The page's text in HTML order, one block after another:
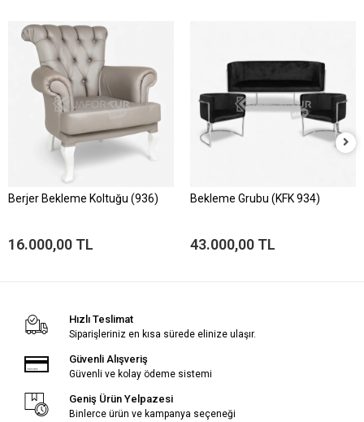
Berjer Bekleme Koltuğu (936)
16.000,00 TL
Bekleme Grubu (KFK 934)
43.000,00 TL
Hızlı Teslimat
Siparişleriniz en kısa sürede elinize ulaşır.
Güvenli Alışveriş
Güvenli ve kolay ödeme sistemi
Geniş Ürün Yelpazesi
Binlerce ürün ve kampanya seçeneği